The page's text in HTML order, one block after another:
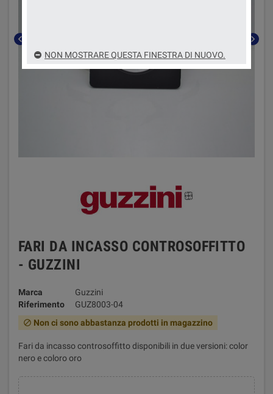
chevron_left chevron_right
FARI DA INCASSO CONTROSOFFITTO
- GUZZINI
Marca
Guzzini
Riferimento
GUZ8003-04
block Non ci sono abbastanza prodotti in magazzino
Fari da incasso controsoffitto disponibili in due versioni: color
nero e coloro oro
NON MOSTRARE QUESTA FINESTRA DI NUOVO.